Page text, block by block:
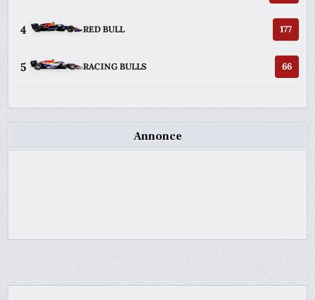
4 RED BULL 177
5 RACING BULLS 66
Annonce